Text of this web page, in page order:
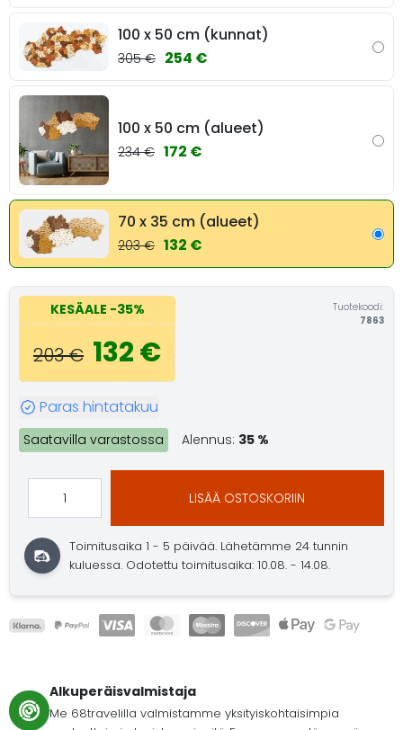
100 x 50 cm (kunnat)
305 € 254 €
100 x 50 cm (alueet)
234 € 172 €
70 x 35 cm (alueet)
203 € 132 €
KESÄALE -35%
203 € 132 €
Tuotekoodi:
7863
Paras hintatakuu
Saatavilla varastossa Alennus: 35 %
LISÄÄ OSTOSKORIIN
Toimitusaika 1 - 5 päivää. Lähetämme 24 tunnin
kuluessa. Odotettu toimitusaika: 10.08. - 14.08.
Alkuperäisvalmistaja
Me 68travelilla valmistamme yksityiskohtaisimpia